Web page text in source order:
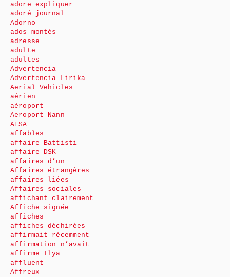
adore expliquer
adoré journal
Adorno
ados montés
adresse
adulte
adultes
Advertencia
Advertencia Lirika
Aerial Vehicles
aérien
aéroport
Aeroport Nann
AESA
affables
affaire Battisti
affaire DSK
affaires d’un
Affaires étrangères
affaires liées
Affaires sociales
affichant clairement
Affiche signée
affiches
affiches déchirées
affirmait récemment
affirmation n’avait
affirme Ilya
affluent
Affreux